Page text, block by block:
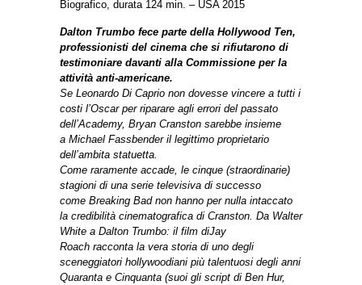
Biografico, durata 124 min. – USA 2015
Dalton Trumbo fece parte della Hollywood Ten,
professionisti del cinema che si rifiutarono di
testimoniare davanti alla Commissione per la
attività anti-americane.
Se Leonardo Di Caprio non dovesse vincere a tutti i
costi l’Oscar per riparare agli errori del passato
dell’Academy, Bryan Cranston sarebbe insieme
a Michael Fassbender il legittimo proprietario
dell’ambita statuetta.
Come raramente accade, le cinque (straordinarie)
stagioni di una serie televisiva di successo
come Breaking Bad non hanno per nulla intaccato
la credibilità cinematografica di Cranston. Da Walter
White a Dalton Trumbo: il film diJay
Roach racconta la vera storia di uno degli
sceneggiatori hollywoodiani più talentuosi degli anni
Quaranta e Cinquanta (suoi gli script di Ben Hur,